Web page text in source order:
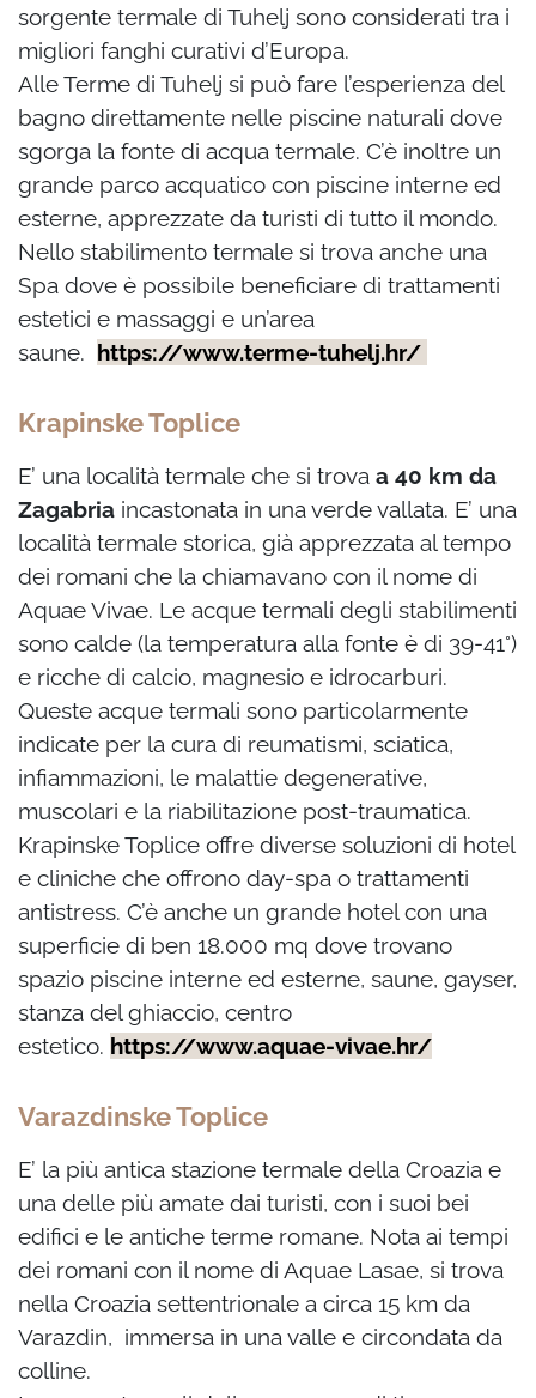
sorgente termale di Tuhelj sono considerati tra i
migliori fanghi curativi d’Europa.
Alle Terme di Tuhelj si può fare l’esperienza del
bagno direttamente nelle piscine naturali dove
sgorga la fonte di acqua termale. C’è inoltre un
grande parco acquatico con piscine interne ed
esterne, apprezzate da turisti di tutto il mondo.
Nello stabilimento termale si trova anche una
Spa dove è possibile beneficiare di trattamenti
estetici e massaggi e un’area
saune. https://www.terme-tuhelj.hr/
Krapinske Toplice
E’ una località termale che si trova a 40 km da
Zagabria incastonata in una verde vallata. E’ una
località termale storica, già apprezzata al tempo
dei romani che la chiamavano con il nome di
Aquae Vivae. Le acque termali degli stabilimenti
sono calde (la temperatura alla fonte è di 39-41°)
e ricche di calcio, magnesio e idrocarburi.
Queste acque termali sono particolarmente
indicate per la cura di reumatismi, sciatica,
infiammazioni, le malattie degenerative,
muscolari e la riabilitazione post-traumatica.
Krapinske Toplice offre diverse soluzioni di hotel
e cliniche che offrono day-spa o trattamenti
antistress. C’è anche un grande hotel con una
superficie di ben 18.000 mq dove trovano
spazio piscine interne ed esterne, saune, gayser,
stanza del ghiaccio, centro
estetico. https://www.aquae-vivae.hr/
Varazdinske Toplice
E’ la più antica stazione termale della Croazia e
una delle più amate dai turisti, con i suoi bei
edifici e le antiche terme romane. Nota ai tempi
dei romani con il nome di Aquae Lasae, si trova
nella Croazia settentrionale a circa 15 km da
Varazdin, immersa in una valle e circondata da
colline.